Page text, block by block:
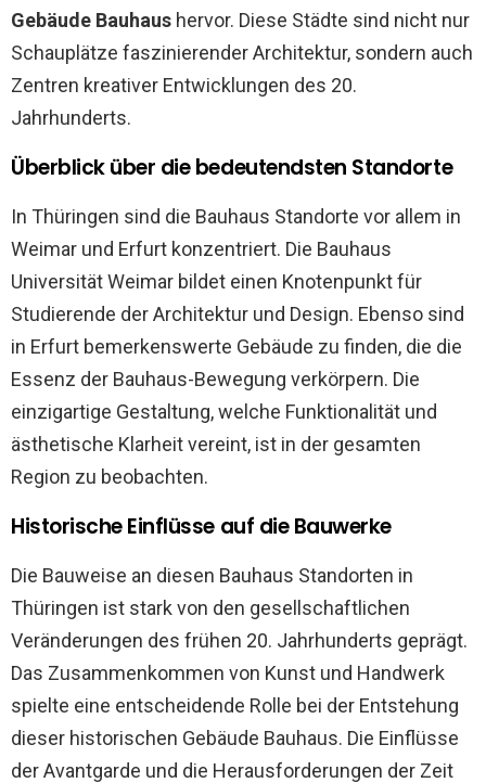
Gebäude Bauhaus hervor. Diese Städte sind nicht nur
Schauplätze faszinierender Architektur, sondern auch
Zentren kreativer Entwicklungen des 20.
Jahrhunderts.
Überblick über die bedeutendsten Standorte
In Thüringen sind die Bauhaus Standorte vor allem in
Weimar und Erfurt konzentriert. Die Bauhaus
Universität Weimar bildet einen Knotenpunkt für
Studierende der Architektur und Design. Ebenso sind
in Erfurt bemerkenswerte Gebäude zu finden, die die
Essenz der Bauhaus-Bewegung verkörpern. Die
einzigartige Gestaltung, welche Funktionalität und
ästhetische Klarheit vereint, ist in der gesamten
Region zu beobachten.
Historische Einflüsse auf die Bauwerke
Die Bauweise an diesen Bauhaus Standorten in
Thüringen ist stark von den gesellschaftlichen
Veränderungen des frühen 20. Jahrhunderts geprägt.
Das Zusammenkommen von Kunst und Handwerk
spielte eine entscheidende Rolle bei der Entstehung
dieser historischen Gebäude Bauhaus. Die Einflüsse
der Avantgarde und die Herausforderungen der Zeit